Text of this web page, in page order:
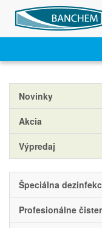
Novinky
Akcia
Výpredaj
Špeciálna
Profesionálne